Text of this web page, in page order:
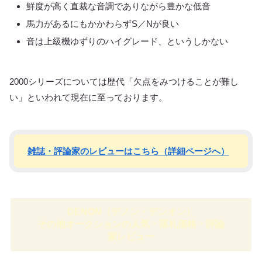
鮮度が高く直裁な音調でありながら豊かな低音
馬力があるにもかかわらずS／Nが良い
音は上級機ゆずりのハイグレード、というしかない
2000シリーズについては歴代「欠点をみつけることが難し
い」といわれて現在に至っております。
雑誌・評論家のレビューはこちら（詳細ページへ）
DENON（デノン・デンオン）
その他オークションの人気・落札価格・評論
家レビュー